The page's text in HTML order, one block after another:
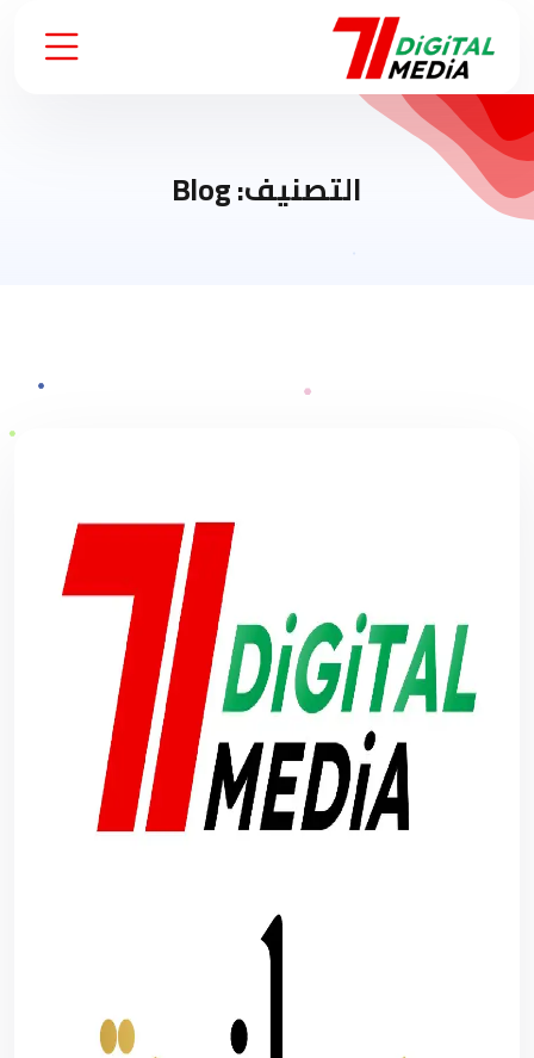
التصنيف:Blog